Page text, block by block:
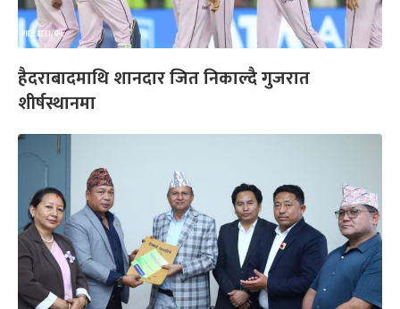
हैदराबादमाथि शानदार जित निकाल्दै गुजरात
शीर्षस्थानमा